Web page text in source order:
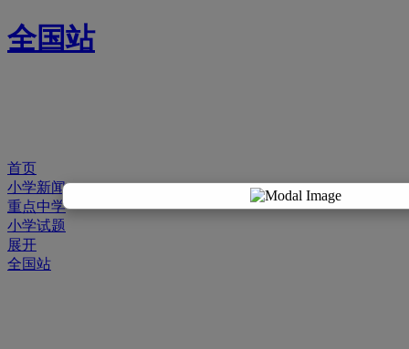
全国站
首页
小学新闻
重点中学
小学试题
展开
全国站